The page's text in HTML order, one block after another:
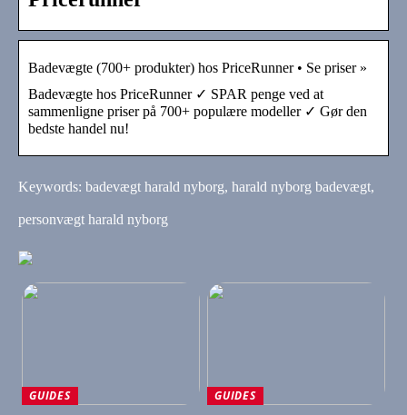
Badevægte (700+ produkter) hos PriceRunner • Se priser »
Badevægte hos PriceRunner ✓ SPAR penge ved at
sammenligne priser på 700+ populære modeller ✓ Gør den
bedste handel nu!
Keywords: badevægt harald nyborg, harald nyborg badevægt,
personvægt harald nyborg
GUIDES
GUIDES